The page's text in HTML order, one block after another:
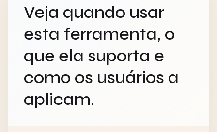
Veja quando usar
esta ferramenta, o
que ela suporta e
como os usuários a
aplicam.